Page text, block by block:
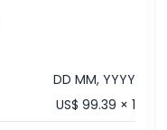
DD MM, YYYY
US$ 99.39 × 1